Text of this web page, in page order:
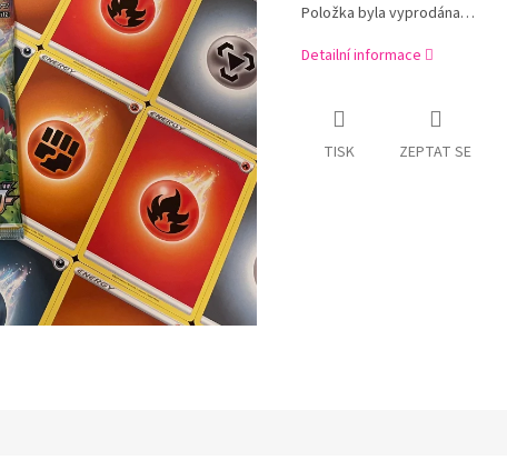
Položka byla vyprodána…
Detailní informace
TISK ZEPTAT SE